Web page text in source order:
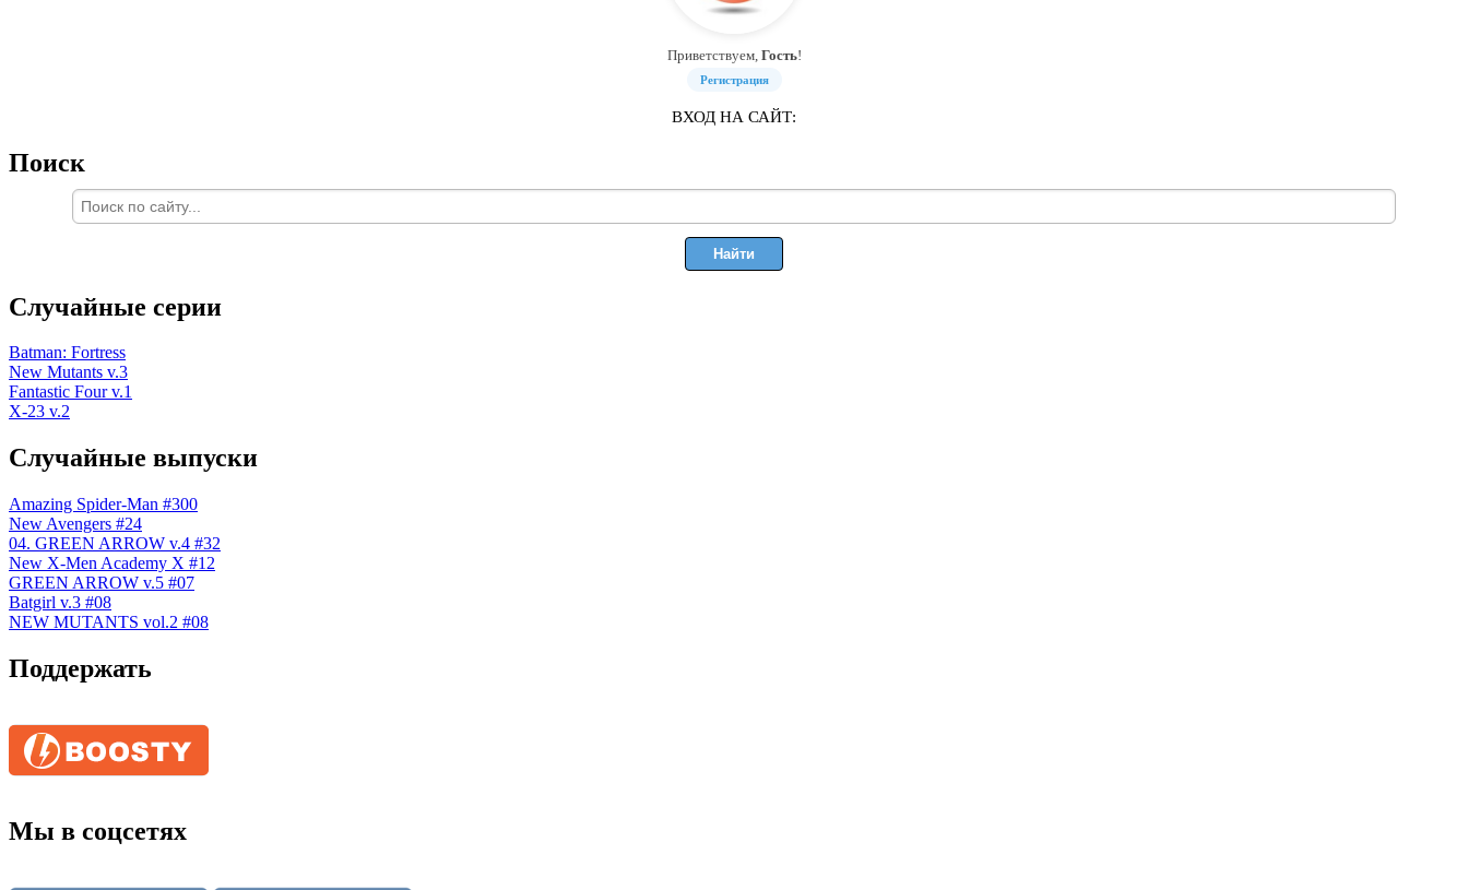
Приветствуем, Гость!
Регистрация
ВХОД НА САЙТ:
Поиск
Случайные серии
Batman: Fortress
New Mutants v.3
Fantastic Four v.1
X-23 v.2
Случайные выпуски
Amazing Spider-Man #300
New Avengers #24
04. GREEN ARROW v.4 #32
New X-Men Academy X #12
GREEN ARROW v.5 #07
Batgirl v.3 #08
NEW MUTANTS vol.2 #08
Поддержать
Мы в соцсетях